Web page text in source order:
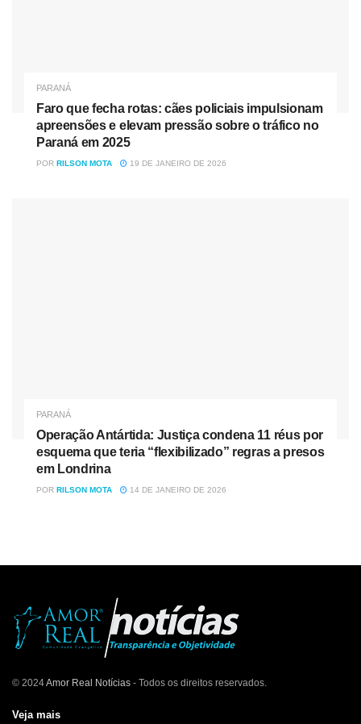
PARANÁ
Faro que fecha rotas: cães policiais impulsionam
apreensões e elevam pressão sobre o tráfico no
Paraná em 2025
POR RILSON MOTA 19 DE JANEIRO DE 2026
PARANÁ
Operação Antártida: Justiça condena 11 réus por
esquema que teria “flexibilizado” regras a presos
em Londrina
POR RILSON MOTA 14 DE JANEIRO DE 2026
© 2024Amor Real Notícias - Todos os direitos reservados.
Veja mais